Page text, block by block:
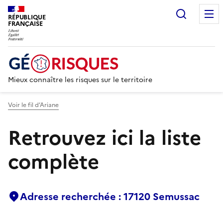
RÉPUBLIQUE
FRANÇAISE
Mieux connaître les risques sur le territoire
Voir le fil d’Ariane
Retrouvez ici la liste
complète
Adresse recherchée : 17120 Semussac